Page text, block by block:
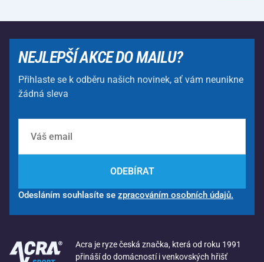
NEJLEPŠÍ AKCE DO MAILU?
Přihlaste se k odběru našich novinek, ať vám neunikne
žádná sleva
ODEBÍRAT
Odesláním souhlasíte se zpracováním osobních údajů.
Acra je ryze česká značka, která od roku 1991
přináší do domácností i venkovských hřišť